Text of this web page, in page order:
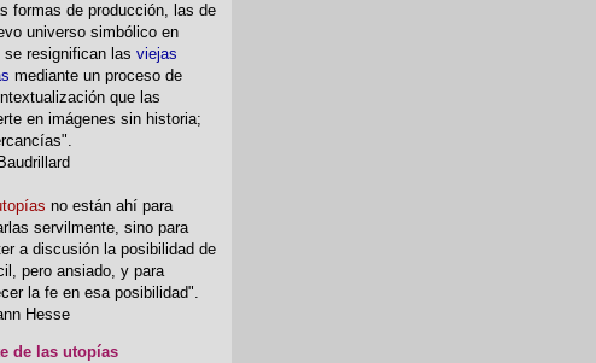
formas de producción, las de
universo simbólico en
se resignifican las viejas
mediante un proceso de
que las
en imágenes sin historia;
no están ahí para
servilmente, sino para
a discusión la posibilidad de
pero ansiado, y para
la fe en esa posibilidad".
Hesse
de las utopías